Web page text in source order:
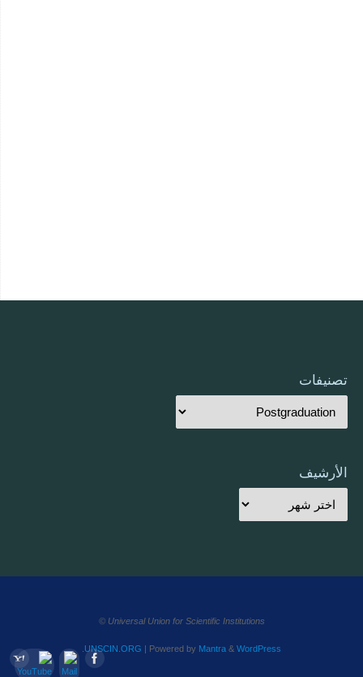
تصنيفات
الأرشيف
Universal Union for Scientific Institutions ©
UNSCIN.ORG | Powered by Mantra & WordPress.